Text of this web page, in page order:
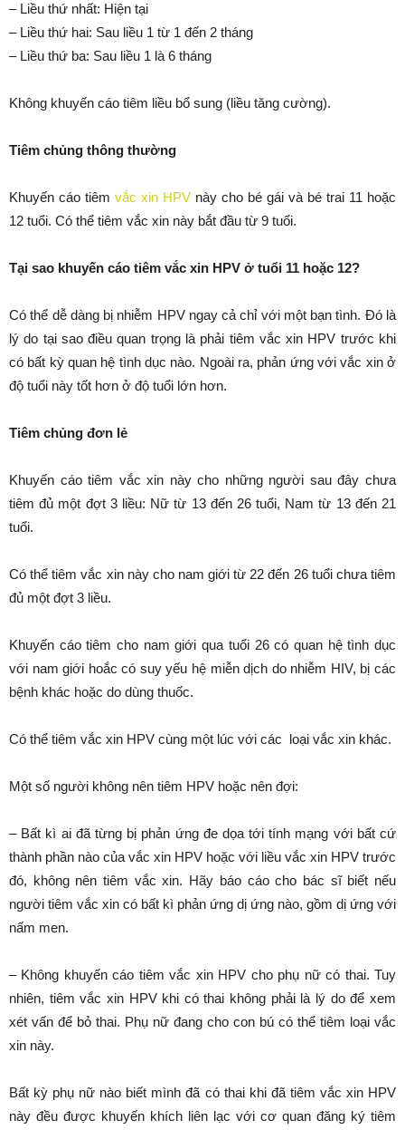
– Liều thứ nhất: Hiện tại
– Liều thứ hai: Sau liều 1 từ 1 đến 2 tháng
– Liều thứ ba: Sau liều 1 là 6 tháng
Không khuyến cáo tiêm liều bổ sung (liều tăng cường).
Tiêm chủng thông thường
Khuyến cáo tiêm vắc xin HPV này cho bé gái và bé trai 11 hoặc
12 tuổi. Có thể tiêm vắc xin này bắt đầu từ 9 tuổi.
Tại sao khuyến cáo tiêm vắc xin HPV ở tuổi 11 hoặc 12?
Có thể dễ dàng bị nhiễm HPV ngay cả chỉ với một bạn tình. Đó là
lý do tại sao điều quan trọng là phải tiêm vắc xin HPV trước khi
có bất kỳ quan hệ tình dục nào. Ngoài ra, phản ứng với vắc xin ở
độ tuổi này tốt hơn ở độ tuổi lớn hơn.
Tiêm chủng đơn lẻ
Khuyến cáo tiêm vắc xin này cho những người sau đây chưa
tiêm đủ một đợt 3 liều: Nữ từ 13 đến 26 tuổi, Nam từ 13 đến 21
tuổi.
Có thể tiêm vắc xin này cho nam giới từ 22 đến 26 tuổi chưa tiêm
đủ một đợt 3 liều.
Khuyến cáo tiêm cho nam giới qua tuổi 26 có quan hệ tình dục
với nam giới hoắc có suy yếu hệ miễn dịch do nhiễm HIV, bị các
bệnh khác hoặc do dùng thuốc.
Có thể tiêm vắc xin HPV cùng một lúc với các loại vắc xin khác.
Một số người không nên tiêm HPV hoặc nên đợi:
– Bất kì ai đã từng bị phản ứng đe dọa tới tính mạng với bất cứ
thành phần nào của vắc xin HPV hoặc với liều vắc xin HPV trước
đó, không nên tiêm vắc xin. Hãy báo cáo cho bác sĩ biết nếu
người tiêm vắc xin có bất kì phản ứng dị ứng nào, gồm dị ứng với
nấm men.
– Không khuyến cáo tiêm vắc xin HPV cho phụ nữ có thai. Tuy
nhiên, tiêm vắc xin HPV khi có thai không phải là lý do để xem
xét vấn để bỏ thai. Phụ nữ đang cho con bú có thể tiêm loại vắc
xin này.
Bất kỳ phụ nữ nào biết mình đã có thai khi đã tiêm vắc xin HPV
này đều được khuyến khích liên lạc với cơ quan đăng ký tiêm